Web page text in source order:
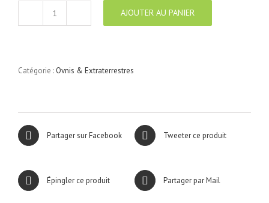
quantité
N°2
AJOUTER AU PANIER
Catégorie : Ovnis & Extraterrestres
Partager sur Facebook Tweeter ce produit
Épingler ce produit Partager par Mail